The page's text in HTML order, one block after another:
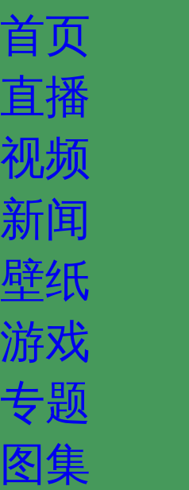
首页
直播
视频
新闻
壁纸
游戏
专题
图集